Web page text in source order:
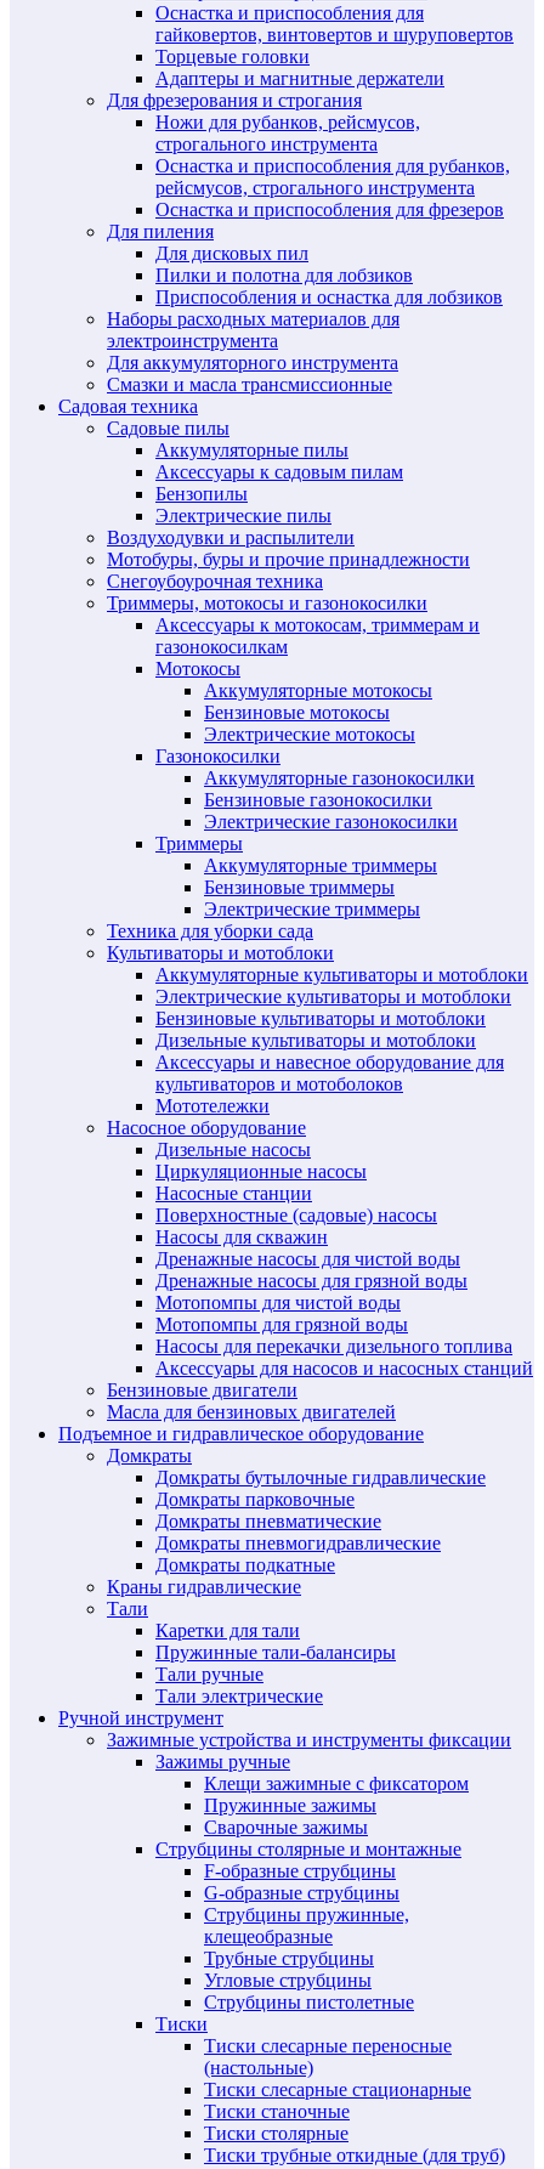
Оснастка и приспособления для
гайковертов, винтовертов и шуруповертов
Торцевые головки
Адаптеры и магнитные держатели
Для фрезерования и строгания
Ножи для рубанков, рейсмусов,
строгального инструмента
Оснастка и приспособления для рубанков,
рейсмусов, строгального инструмента
Оснастка и приспособления для фрезеров
Для пиления
Для дисковых пил
Пилки и полотна для лобзиков
Приспособления и оснастка для лобзиков
Наборы расходных материалов для
электроинструмента
Для аккумуляторного инструмента
Смазки и масла трансмиссионные
Садовая техника
Садовые пилы
Аккумуляторные пилы
Аксессуары к садовым пилам
Бензопилы
Электрические пилы
Воздуходувки и распылители
Мотобуры, буры и прочие принадлежности
Снегоубоурочная техника
Триммеры, мотокосы и газонокосилки
Аксессуары к мотокосам, триммерам и
газонокосилкам
Мотокосы
Аккумуляторные мотокосы
Бензиновые мотокосы
Электрические мотокосы
Газонокосилки
Аккумуляторные газонокосилки
Бензиновые газонокосилки
Электрические газонокосилки
Триммеры
Аккумуляторные триммеры
Бензиновые триммеры
Электрические триммеры
Техника для уборки сада
Культиваторы и мотоблоки
Аккумуляторные культиваторы и мотоблоки
Электрические культиваторы и мотоблоки
Бензиновые культиваторы и мотоблоки
Дизельные культиваторы и мотоблоки
Аксессуары и навесное оборудование для
культиваторов и мотоболоков
Мототележки
Насосное оборудование
Дизельные насосы
Циркуляционные насосы
Насосные станции
Поверхностные (садовые) насосы
Насосы для скважин
Дренажные насосы для чистой воды
Дренажные насосы для грязной воды
Мотопомпы для чистой воды
Мотопомпы для грязной воды
Насосы для перекачки дизельного топлива
Аксессуары для насосов и насосных станций
Бензиновые двигатели
Масла для бензиновых двигателей
Подъемное и гидравлическое оборудование
Домкраты
Домкраты бутылочные гидравлические
Домкраты парковочные
Домкраты пневматические
Домкраты пневмогидравлические
Домкраты подкатные
Краны гидравлические
Тали
Каретки для тали
Пружинные тали-балансиры
Тали ручные
Тали электрические
Ручной инструмент
Зажимные устройства и инструменты фиксации
Зажимы ручные
Клещи зажимные с фиксатором
Пружинные зажимы
Сварочные зажимы
Струбцины столярные и монтажные
F-образные струбцины
G-образные струбцины
Струбцины пружинные,
клещеобразные
Трубные струбцины
Угловые струбцины
Струбцины пистолетные
Тиски
Тиски слесарные переносные
(настольные)
Тиски слесарные стационарные
Тиски станочные
Тиски столярные
Тиски трубные откидные (для труб)